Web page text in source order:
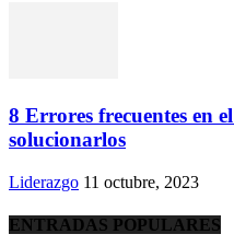
8 Errores frecuentes en
solucionarlos
Liderazgo 11 octubre, 2023
ENTRADAS POPULARES